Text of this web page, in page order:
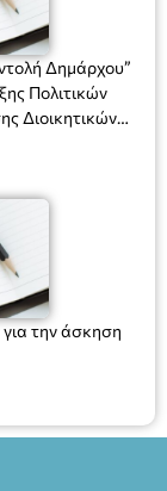
Δημάρχου”
Πολιτικών
Διοικητικών
την άσκηση